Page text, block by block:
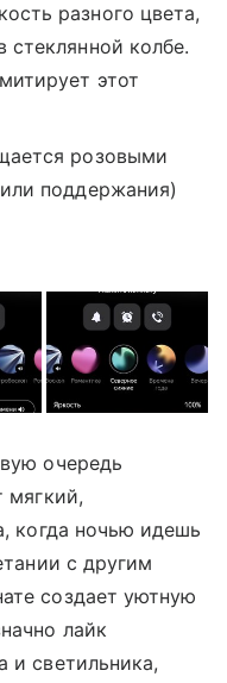
разного цвета,
стеклянной колбе.
этот
розовыми
поддержания)
очередь
мягкий,
когда ночью идешь
с другим
создает уютную
лайк
и светильника,